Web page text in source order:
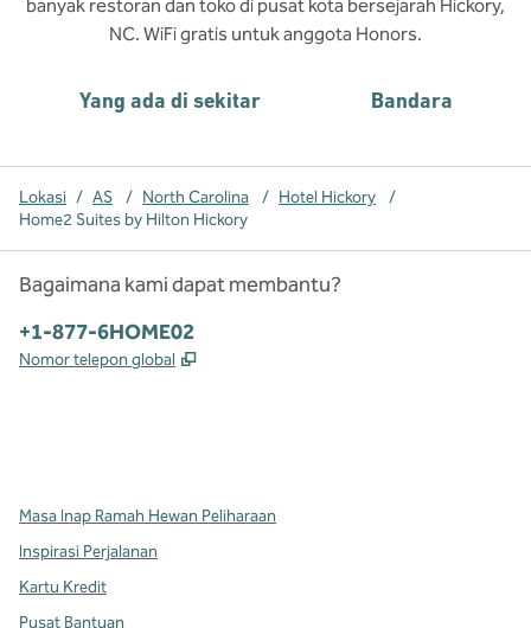
banyak restoran dan toko di pusat kota bersejarah Hickory,
NC. WiFi gratis untuk anggota Honors.
Yang ada di sekitar Bandara
Lokasi / AS / North Carolina / Hotel Hickory
/
Home2 Suites by Hilton Hickory
Bagaimana kami dapat membantu?
Telepon:
+1-877-6HOME02
Nomor telepon global ,
Masa Inap Ramah Hewan Peliharaan
Inspirasi Perjalanan
Kartu Kredit
Pusat Bantuan